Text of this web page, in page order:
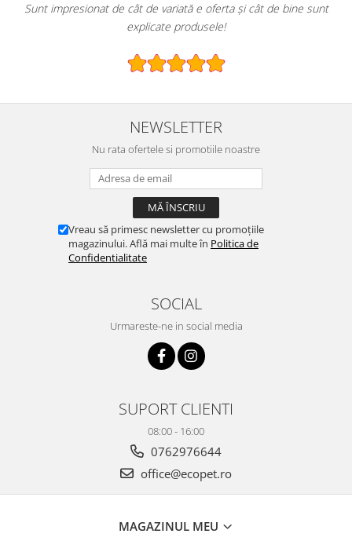
Sunt impresionat de cât de variată e oferta și cât de bine sunt
explicate produsele!
NEWSLETTER
Nu rata ofertele si promotiile noastre
Vreau să primesc newsletter cu promoțiile
magazinului. Află mai multe în Politica de
Confidentialitate
SOCIAL
Urmareste-ne in social media
SUPORT CLIENTI
08:00 - 16:00
0762976644
office@ecopet.ro
MAGAZINUL MEU